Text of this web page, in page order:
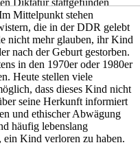
Diktatur stattgefunden
Mittelpunkt stehen
die in der DDR gelebt
nicht mehr glauben, ihr Kind
nach der Geburt gestorben.
in den 1970er oder 1980er
Heute stellen viele
dass dieses Kind nicht
seine Herkunft informiert
und ethischer Abwägung
häufig lebenslang
ein Kind verloren zu haben.